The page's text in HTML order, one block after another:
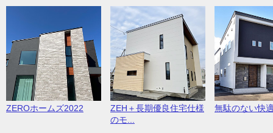
ZEROホームズ2022
ZEH＋長期優良住宅仕様
のモ...
無駄のない快